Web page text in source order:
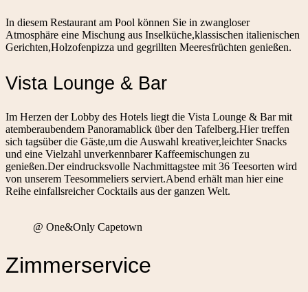
In diesem Restaurant am Pool können Sie in zwangloser
Atmosphäre eine Mischung aus Inselküche,klassischen italienischen
Gerichten,Holzofenpizza und gegrillten Meeresfrüchten genießen.
Vista Lounge & Bar
Im Herzen der Lobby des Hotels liegt die Vista Lounge & Bar mit
atemberaubendem Panoramablick über den Tafelberg.Hier treffen
sich tagsüber die Gäste,um die Auswahl kreativer,leichter Snacks
und eine Vielzahl unverkennbarer Kaffeemischungen zu
genießen.Der eindrucksvolle Nachmittagstee mit 36 Teesorten wird
von unserem Teesommeliers serviert.Abend erhält man hier eine
Reihe einfallsreicher Cocktails aus der ganzen Welt.
@ One&Only Capetown
Zimmerservice